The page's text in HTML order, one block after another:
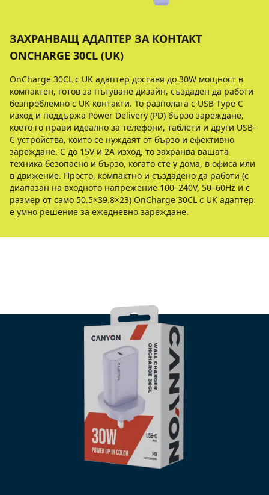
ЗАХРАНВАЩ АДАПТЕР ЗА КОНТАКТ
ONCHARGE 30CL (UK)
OnCharge 30CL с UK адаптер доставя до 30W мощност в
компактен, готов за пътуване дизайн, създаден да работи
безпроблемно с UK контакти. То разполага с USB Type C
изход и поддържа Power Delivery (PD) бързо зареждане,
което го прави идеално за телефони, таблети и други USB-
C устройства, които се нуждаят от бързо и ефективно
зареждане. С до 15V и 2A изход, то захранва вашата
техника безопасно и бързо, когато сте у дома, в офиса или
в движение. Просто, компактно и създадено да работи (с
диапазан на входното напрежение 100–240V, 50–60Hz и с
размер от само 50.5×39.8×23) OnCharge 30CL с UK адаптер
е умно решение за ежедневно зареждане.